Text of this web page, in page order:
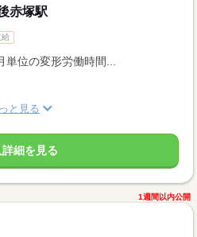
赤塚駅
給
位の変形労働時間...
と見る
細を見る
1週間以内公開